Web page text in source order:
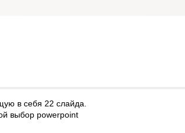
в себя 22 слайда.
выбор powerpoint